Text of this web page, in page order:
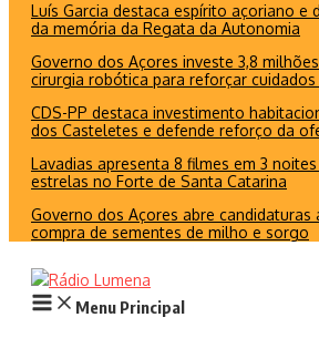
Luís Garcia destaca espírito açoriano e
da memória da Regata da Autonomia
Governo dos Açores investe 3,8
cirurgia robótica para reforçar cuidados
CDS-PP destaca investimento
dos Casteletes e defende reforço da
Lavadias apresenta 8 filmes em 3
estrelas no Forte de Santa Catarina
Governo dos Açores abre candidaturas
compra de sementes de milho e sorgo
Menu Principal